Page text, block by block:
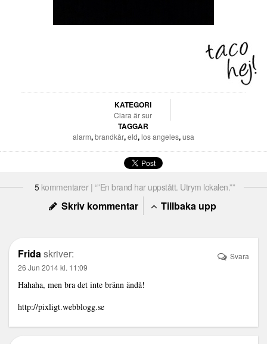
KATEGORI
Clara är sur
TAGGAR
alarm,brandkår,eld,los angeles,usa
5kommentarer | “”En brand har uppstått. Utrym lokalen.””
Skriv kommentar Tillbaka upp
Fridaskriver:
26 Jun 2014 kl. 11:09
Hahaha, men bra det inte bränn ändå!
http://pixligt.webblogg.se
Svara